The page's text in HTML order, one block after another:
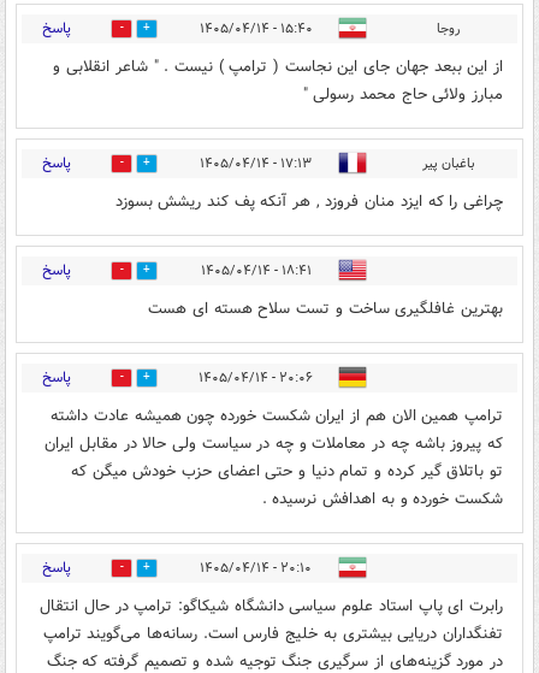
روجا ۱۵:۴۰ - ۱۴۰۵/۰۴/۱۴ 3 پاسخ
از این ببعد جهان جای این نجاست ( ترامپ ) نیست . " شاعر انقلابی و
مبارز ولائی حاج محمد رسولی "
باغبان پیر ۱۷:۱۳ - ۱۴۰۵/۰۴/۱۴ 12 پاسخ
چراغی را که ایزد منان فروزد , هر آنکه پف کند ریشش بسوزد
۱۸:۴۱ - ۱۴۰۵/۰۴/۱۴ 2 پاسخ
بهترین غافلگیری ساخت و تست سلاح هسته ای هست
۲۰:۰۶ - ۱۴۰۵/۰۴/۱۴ 3 پاسخ
ترامپ همین الان هم از ایران شکست خورده چون همیشه عادت داشته
که پیروز باشه چه در معاملات و چه در سیاست ولی حالا در مقابل ایران
تو باتلاق گیر کرده و تمام دنیا و حتی اعضای حزب خودش میگن که
شکست خورده و به اهدافش نرسیده .
۲۰:۱۰ - ۱۴۰۵/۰۴/۱۴ 0 پاسخ
رابرت ای پاپ استاد علوم سیاسی دانشگاه شیکاگو: ترامپ در حال انتقال
تفنگداران دریایی بیشتری به خلیج فارس است. رسانه‌ها می‌گویند ترامپ
در مورد گزینه‌های از سرگیری جنگ توجیه شده و تصمیم گرفته که جنگ